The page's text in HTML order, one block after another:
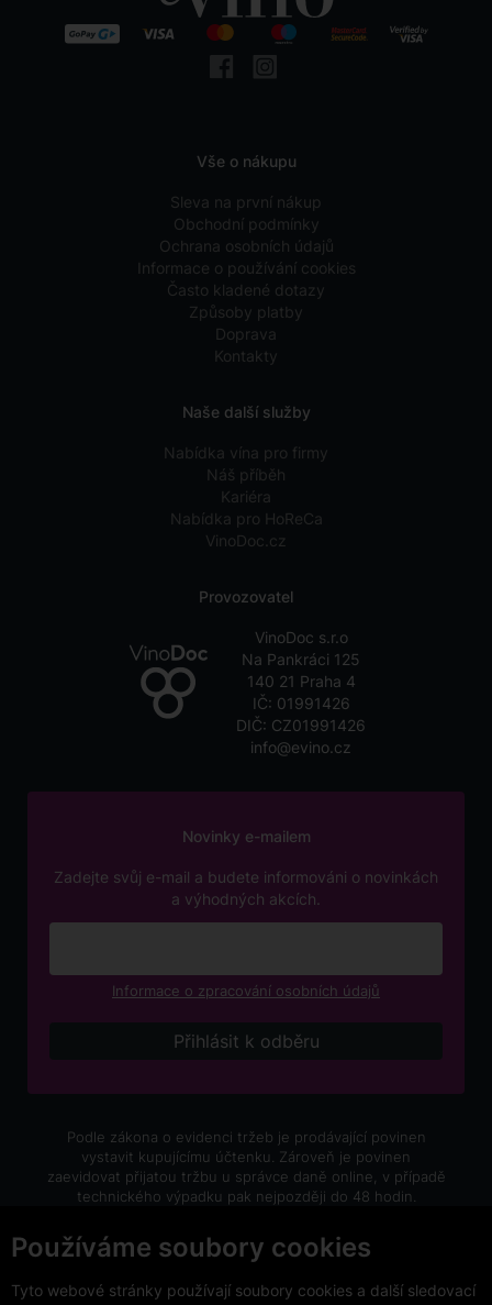
Používáme soubory cookies
Tyto webové stránky používají soubory cookies a další sledovací
Vše o nákupu
Sleva na první nákup
Obchodní podmínky
Ochrana osobních údajů
Informace o používání cookies
Často kladené dotazy
Způsoby platby
Doprava
Kontakty
Naše další služby
Nabídka vína pro firmy
Náš příběh
Kariéra
Nabídka pro HoReCa
VinoDoc.cz
Provozovatel
VinoDoc s.r.o
Na Pankráci 125
140 21 Praha 4
IČ: 01991426
DIČ: CZ01991426
info@evino.cz
Novinky e-mailem
Zadejte svůj e-mail a budete informováni o novinkách
a výhodných akcích.
Informace o zpracování osobních údajů
Podle zákona o evidenci tržeb je prodávající povinen
vystavit kupujícímu účtenku. Zároveň je povinen
zaevidovat přijatou tržbu u správce daně online, v případě
technického výpadku pak nejpozději do 48 hodin.
nápojů osobám mladším 18 let.